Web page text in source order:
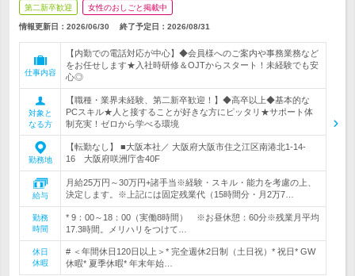
第二新卒歓迎 女性のおしごと掲載中
情報更新日：2026/06/30 終了予定日： 2026/08/31
仕事内容
【内勤での電話対応が中心】◆会員様へのご案内や事務業務など
をお任せします★入社時研修＆OJTからスタート！未経験でも安
心◎
対象と
なる方
【職種・業界未経験、第二新卒歓迎！】◆高卒以上◆基本的な
PCスキル★人と接することが好きな方にピッタリ★サポート体
制充実！ゼロから学べる環境
勤務地
【転勤なし】 ■大阪本社／ 大阪府大阪市住之江区南港北1-14-
16 大阪府咲洲庁舎40F
給与
月給25万円～30万円+諸手当※経験・スキル・能力を考慮の上、
決定します。※上記には固定残業代（15時間分・月2万7…
勤務
時間
* 9：00～18：00（実働8時間） ※お昼休憩：60分※残業月平均
17.3時間。メリハリをつけて…
休日
休暇
# ＜年間休日120日以上＞* 完全週休2日制（土日祝）* 祝日* GW
休暇* 夏季休暇* 年末年始…